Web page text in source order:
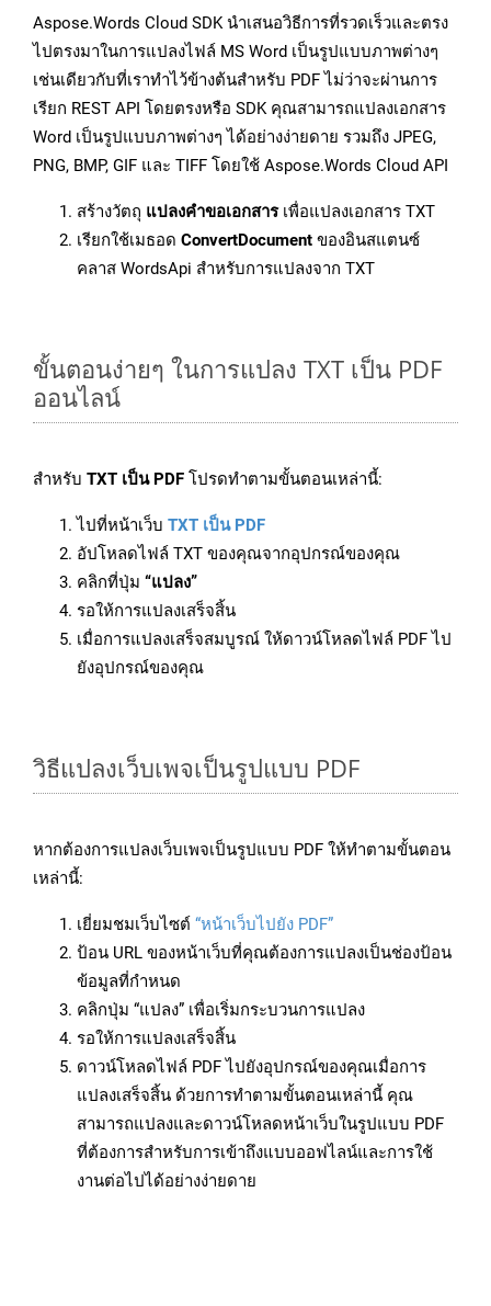
Aspose.Words Cloud SDK นำเสนอวิธีการที่รวดเร็วและตรง
ไปตรงมาในการแปลงไฟล์ MS Word เป็นรูปแบบภาพต่างๆ
เช่นเดียวกับที่เราทำไว้ข้างต้นสำหรับ PDF ไม่ว่าจะผ่านการ
เรียก REST API โดยตรงหรือ SDK คุณสามารถแปลงเอกสาร
Word เป็นรูปแบบภาพต่างๆ ได้อย่างง่ายดาย รวมถึง JPEG,
PNG, BMP, GIF และ TIFF โดยใช้ Aspose.Words Cloud API
สร้างวัตถุ แปลงคำขอเอกสารเพื่อแปลงเอกสาร TXT
เรียกใช้เมธอด ConvertDocument ของอินสแตนซ์
คลาส WordsApi สำหรับการแปลงจาก TXT
ขั้นตอนง่ายๆ ในการแปลง TXT เป็น PDF
ออนไลน์
สำหรับ TXT เป็น PDF โปรดทำตามขั้นตอนเหล่านี้:
ไปที่หน้าเว็บ TXT เป็น PDF
อัปโหลดไฟล์ TXT ของคุณจากอุปกรณ์ของคุณ
คลิกที่ปุ่ม “แปลง”
รอให้การแปลงเสร็จสิ้น
เมื่อการแปลงเสร็จสมบูรณ์ ให้ดาวน์โหลดไฟล์ PDF ไป
ยังอุปกรณ์ของคุณ
วิธีแปลงเว็บเพจเป็นรูปแบบ PDF
หากต้องการแปลงเว็บเพจเป็นรูปแบบ PDF ให้ทำตามขั้นตอน
เหล่านี้:
เยี่ยมชมเว็บไซต์ “หน้าเว็บไปยัง PDF”
ป้อน URL ของหน้าเว็บที่คุณต้องการแปลงเป็นช่องป้อน
ข้อมูลที่กำหนด
คลิกปุ่ม “แปลง” เพื่อเริ่มกระบวนการแปลง
รอให้การแปลงเสร็จสิ้น
ดาวน์โหลดไฟล์ PDF ไปยังอุปกรณ์ของคุณเมื่อการ
แปลงเสร็จสิ้น ด้วยการทำตามขั้นตอนเหล่านี้ คุณ
สามารถแปลงและดาวน์โหลดหน้าเว็บในรูปแบบ PDF
ที่ต้องการสำหรับการเข้าถึงแบบออฟไลน์และการใช้
งานต่อไปได้อย่างง่ายดาย